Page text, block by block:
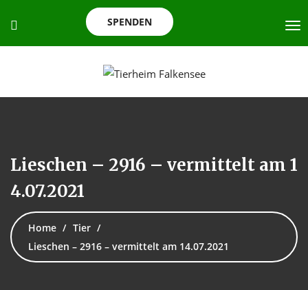
SPENDEN
Lieschen – 2916 – vermittelt am 1
4.07.2021
Home
Tier
Lieschen – 2916 – vermittelt am 14.07.2021